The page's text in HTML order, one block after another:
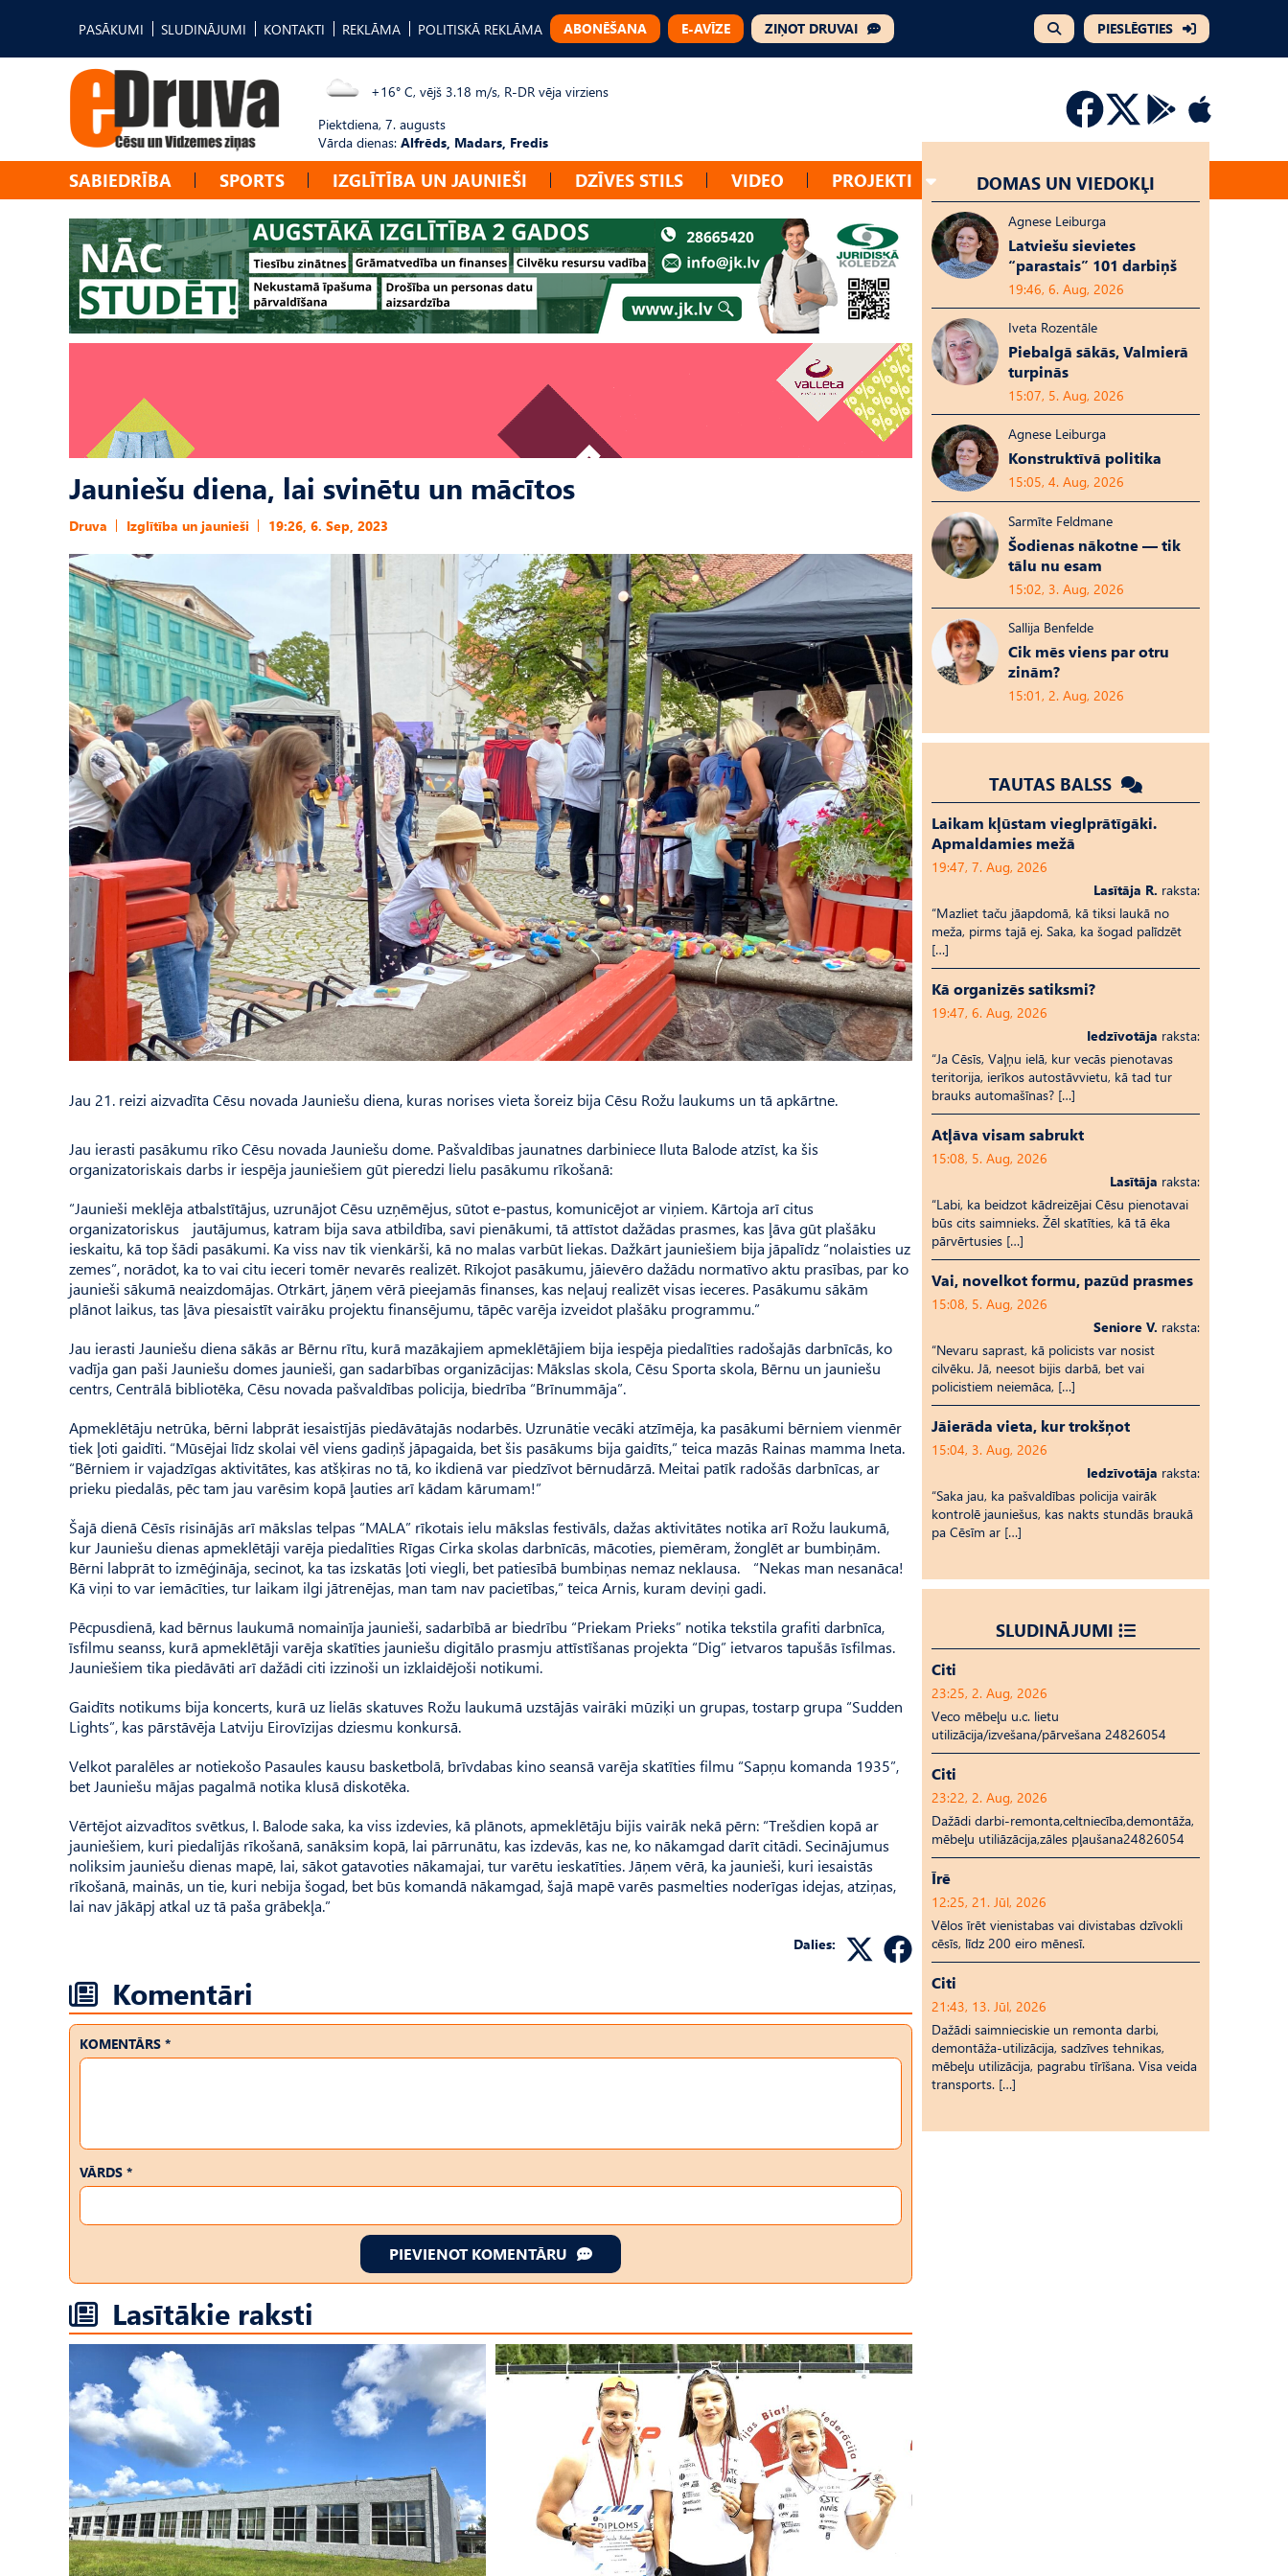
PASĀKUMI SLUDINĀJUMI KONTAKTI REKLĀMA POLITISKĀ REKLĀMA ABONĒŠANA E-AVĪZE ZIŅOT DRUVAI PIESLĒGTIES
+16° C, vējš 3.18 m/s, R-DR vēja virziens
Piektdiena, 7. augusts
Vārda dienas: Alfrēds, Madars, Fredis
SABIEDRĪBA SPORTS IZGLĪTĪBA UN JAUNIEŠI DZĪVES STILS VIDEO PROJEKTI
Jauniešu diena, lai svinētu un mācītos
Druva Izglītība un jaunieši 19:26, 6. Sep, 2023
Jau 21. reizi aizvadīta Cēsu novada Jauniešu diena, kuras norises vieta šoreiz bija Cēsu Rožu laukums un tā apkārtne.
Jau ierasti pasākumu rīko Cēsu novada Jauniešu dome. Pašvaldības jaunatnes darbiniece Iluta Balode atzīst, ka šis
organizatoriskais darbs ir iespēja jauniešiem gūt pieredzi lielu pasākumu rīkošanā:
“Jaunieši meklēja atbalstītājus, uzrunājot Cēsu uzņēmējus, sūtot e-pastus, komunicējot ar viņiem. Kārtoja arī citus
organizatoriskus jautājumus, katram bija sava atbildība, savi pienākumi, tā attīstot dažādas prasmes, kas ļāva gūt plašāku
ieskaitu, kā top šādi pasākumi. Ka viss nav tik vienkārši, kā no malas varbūt liekas. Dažkārt jauniešiem bija jāpalīdz “nolaisties uz
zemes”, norādot, ka to vai citu ieceri tomēr nevarēs realizēt. Rīkojot pasākumu, jāievēro dažādu normatīvo aktu prasības, par ko
jaunieši sākumā neaizdomājas. Otrkārt, jāņem vērā pieejamās finanses, kas neļauj realizēt visas ieceres. Pasākumu sākām
plānot laikus, tas ļāva piesaistīt vairāku projektu finansējumu, tāpēc varēja izveidot plašāku programmu.”
Jau ierasti Jauniešu diena sākās ar Bērnu rītu, kurā mazākajiem apmeklētājiem bija iespēja piedalīties radošajās darbnīcās, ko
vadīja gan paši Jauniešu domes jaunieši, gan sadarbības organizācijas: Mākslas skola, Cēsu Sporta skola, Bērnu un jauniešu
centrs, Centrālā bibliotēka, Cēsu novada pašvaldības policija, biedrība “Brīnummāja”.
Apmeklētāju netrūka, bērni labprāt iesaistījās piedāvātajās nodarbēs. Uzrunātie vecāki atzīmēja, ka pasākumi bērniem vienmēr
tiek ļoti gaidīti. “Mūsējai līdz skolai vēl viens gadiņš jāpagaida, bet šis pasākums bija gaidīts,” teica mazās Rainas mamma Ineta.
“Bērniem ir vajadzīgas aktivitātes, kas atšķiras no tā, ko ikdienā var piedzīvot bērnudārzā. Meitai patīk radošās darbnīcas, ar
prieku piedalās, pēc tam jau varēsim kopā ļauties arī kādam kārumam!”
Šajā dienā Cēsīs risinājās arī mākslas telpas “MALA” rīkotais ielu mākslas festivāls, dažas aktivitātes notika arī Rožu laukumā,
kur Jauniešu dienas apmeklētāji varēja piedalīties Rīgas Cirka skolas darbnīcās, mācoties, piemēram, žonglēt ar bumbiņām.
Bērni labprāt to izmēģināja, secinot, ka tas izskatās ļoti viegli, bet patiesībā bumbiņas nemaz neklausa. “Nekas man nesanāca!
Kā viņi to var iemācīties, tur laikam ilgi jātrenējas, man tam nav pacietības,” teica Arnis, kuram deviņi gadi.
Pēcpusdienā, kad bērnus laukumā nomainīja jaunieši, sadarbībā ar biedrību “Priekam Prieks” notika tekstila grafiti darbnīca,
īsfilmu seanss, kurā apmeklētāji varēja skatīties jauniešu digitālo prasmju attīstīšanas projekta “Dig” ietvaros tapušās īsfilmas.
Jauniešiem tika piedāvāti arī dažādi citi izzinoši un izklaidējoši notikumi.
Gaidīts notikums bija koncerts, kurā uz lielās skatuves Rožu laukumā uzstājās vairāki mūziķi un grupas, tostarp grupa “Sudden
Lights”, kas pārstāvēja Latviju Eirovīzijas dziesmu konkursā.
Velkot paralēles ar notiekošo Pasaules kausu basketbolā, brīvdabas kino seansā varēja skatīties filmu “Sapņu komanda 1935”,
bet Jauniešu mājas pagalmā notika klusā diskotēka.
Vērtējot aizvadītos svētkus, I. Balode saka, ka viss izdevies, kā plānots, apmeklētāju bijis vairāk nekā pērn: “Trešdien kopā ar
jauniešiem, kuri piedalījās rīkošanā, sanāksim kopā, lai pārrunātu, kas izdevās, kas ne, ko nākamgad darīt citādi. Secinājumus
noliksim jauniešu dienas mapē, lai, sākot gatavoties nākamajai, tur varētu ieskatīties. Jāņem vērā, ka jaunieši, kuri iesaistās
rīkošanā, mainās, un tie, kuri nebija šogad, bet būs komandā nākamgad, šajā mapē varēs pasmelties noderīgas idejas, atziņas,
lai nav jākāpj atkal uz tā paša grābekļa.”
Dalies:
Komentāri
KOMENTĀRS *
VĀRDS *
PIEVIENOT KOMENTĀRU
Lasītākie raksti
DOMAS UN VIEDOKĻI
Agnese Leiburga
Latviešu sievietes
“parastais” 101 darbiņš
19:46, 6. Aug, 2026
Iveta Rozentāle
Piebalgā sākās, Valmierā
turpinās
15:07, 5. Aug, 2026
Agnese Leiburga
Konstruktīvā politika
15:05, 4. Aug, 2026
Sarmīte Feldmane
Šodienas nākotne — tik
tālu nu esam
15:02, 3. Aug, 2026
Sallija Benfelde
Cik mēs viens par otru
zinām?
15:01, 2. Aug, 2026
TAUTAS BALSS
Laikam kļūstam vieglprātīgāki.
Apmaldamies mežā
19:47, 7. Aug, 2026
Lasītāja R. raksta:
“Mazliet taču jāapdomā, kā tiksi laukā no
meža, pirms tajā ej. Saka, ka šogad palīdzēt
[…]
Kā organizēs satiksmi?
19:47, 6. Aug, 2026
Iedzīvotāja raksta:
“Ja Cēsīs, Vaļņu ielā, kur vecās pienotavas
teritorija, ierīkos autostāvvietu, kā tad tur
brauks automašīnas? […]
Atļāva visam sabrukt
15:08, 5. Aug, 2026
Lasītāja raksta:
“Labi, ka beidzot kādreizējai Cēsu pienotavai
būs cits saimnieks. Žēl skatīties, kā tā ēka
pārvērtusies […]
Vai, novelkot formu, pazūd prasmes
15:08, 5. Aug, 2026
Seniore V. raksta:
“Nevaru saprast, kā policists var nosist
cilvēku. Jā, neesot bijis darbā, bet vai
policistiem neiemāca, […]
Jāierāda vieta, kur trokšņot
15:04, 3. Aug, 2026
Iedzīvotāja raksta:
“Saka jau, ka pašvaldības policija vairāk
kontrolē jauniešus, kas nakts stundās braukā
pa Cēsīm ar […]
SLUDINĀJUMI
Citi
23:25, 2. Aug, 2026
Veco mēbeļu u.c. lietu
utilizācija/izvešana/pārvešana 24826054
Citi
23:22, 2. Aug, 2026
Dažādi darbi-remonta,celtniecība,demontāža,
mēbeļu utiliāzācija,zāles pļaušana24826054
Īrē
12:25, 21. Jūl, 2026
Vēlos īrēt vienistabas vai divistabas dzīvokli
cēsīs, līdz 200 eiro mēnesī.
Citi
21:43, 13. Jūl, 2026
Dažādi saimnieciskie un remonta darbi,
demontāža-utilizācija, sadzīves tehnikas,
mēbeļu utilizācija, pagrabu tīrīšana. Visa veida
transports. […]